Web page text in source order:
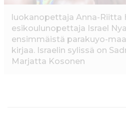
luokanopettaja Anna-Riitta
esikoulunopettaja Israel
ensimmäistä parakuyo-
kirjaa. Israelin sylissä on
Marjatta Kosonen